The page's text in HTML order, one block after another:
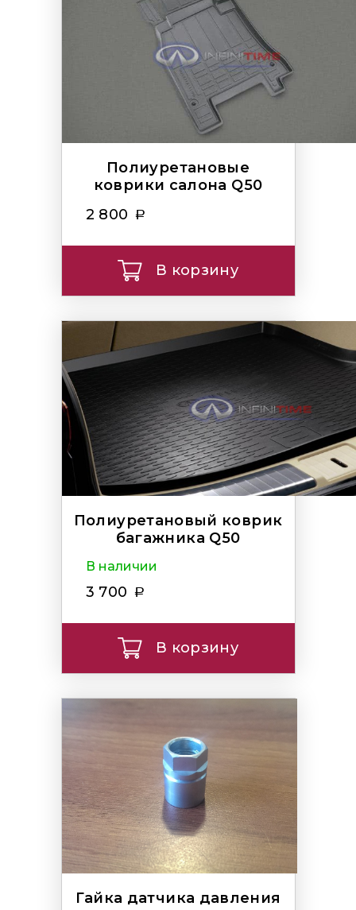
Полиуретановые
коврики салона Q50
2 800
В корзину
Полиуретановый коврик
багажника Q50
В наличии
3 700
В корзину
Гайка датчика давления